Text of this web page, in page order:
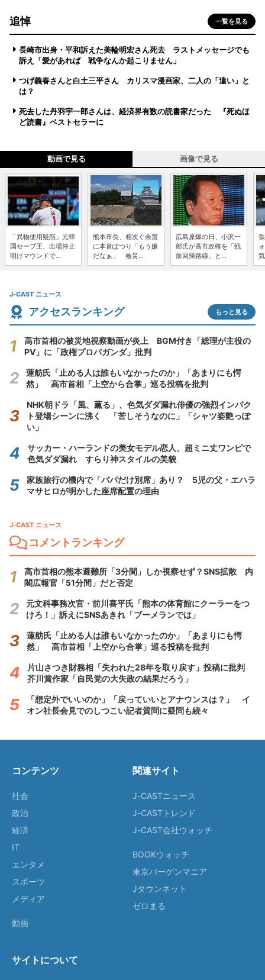
追悼 一覧を見る
長崎市出身・平和訴えた美輪明宏さん死去 ラストメッセージでも
訴え「愛があれば 戦争なんか起こりません」
つげ義春さんと白土三平さん カリスマ漫画家、二人の「違い」と
は？
死去した丹羽宇一郎さんは、経済界有数の読書家だった 『死ぬほ
ど読書』ベストセラーに
動画で見る 画像で見る
「異物使用疑惑」元韓
国セーブ王、出場停止
明けマウンドで...
熊本市長、相次ぐ余震
に本音ぽつり「もう嫌
だなぁ」 被災...
広島原爆の日、小沢一
郎氏が高市政権を「戦
前回帰路線」と...
J-CAST ニュース
アクセスランキング もっと見る
高市首相の被災地視察動画が炎上 BGM付き「総理が主役の
PV」に「政権プロパガンダ」批判
蓮舫氏「止める人は誰もいなかったのか」「あまりにも愕
然」 高市首相「上空から合掌」巡る投稿を批判
NHK朝ドラ「風、薫る」、色気ダダ漏れ俳優の強烈インパク
ト登場シーンに沸く 「苦しそうなのに」「シャツ姿艶っぽ
い」
サッカー・ハーランドの美女モデル恋人、超ミニ丈ワンピで
色気ダダ漏れ すらり神スタイルの美貌
家族旅行の機内で「パパだけ別席」あり？ 5児の父・エハラ
マサヒロが明かした座席配置の理由
J-CAST ニュース
コメントランキング
高市首相の熊本避難所「3分間」しか視察せず？SNS拡散 内
閣広報官「51分間」だと否定
元文科事務次官・前川喜平氏「熊本の体育館にクーラーをつ
けろ！」訴えにSNSあきれ「ブーメランでは」
蓮舫氏「止める人は誰もいなかったのか」「あまりにも愕
然」 高市首相「上空から合掌」巡る投稿を批判
片山さつき財務相「失われた28年を取り戻す」投稿に批判
芥川賞作家「自民党の大失政の結果だろう」
「想定外でいいのか」「戻っていいとアナウンスは？」 イ
オン社長会見でのしつこい記者質問に疑問も続々
コンテンツ
社会
政治
経済
IT
エンタメ
スポーツ
メディア
動画
関連サイト
J-CASTニュース
J-CASTトレンド
J-CAST会社ウォッチ
BOOKウォッチ
東京バーゲンマニア
Jタウンネット
ゼロまる
サイトについて